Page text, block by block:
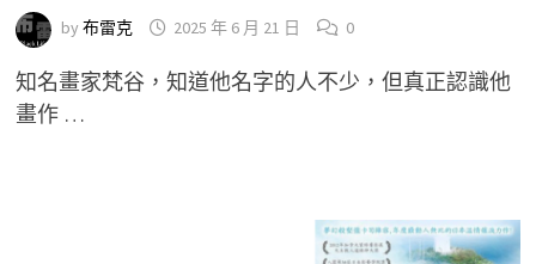
by 布雷克 2025 年 6 月 21 日 0
知名畫家梵谷，知道他名字的人不少，但真正認識他
畫作 …